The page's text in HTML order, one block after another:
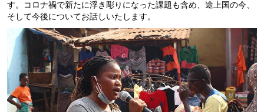
す。コロナ禍で新たに浮き彫りになった課題も含め、途上国の今、
そして今後についてお話しいたします。